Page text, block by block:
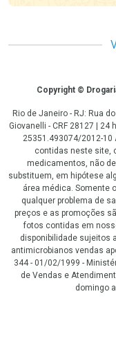
CopyrightCopyright ©
Rio de Janeiro - RJ: Rua
Giovanelli - CRF 28127 |
25351.493074/2012-
contidas neste site,
medicamentos, não
substituem, em hipótese
área médica. Somente
qualquer problema de
preços e as promoções
fotos contidas em
disponibilidade sujeitos
antimicrobianos vendas
344 - 01/02/1999 -
de Vendas e
domingo